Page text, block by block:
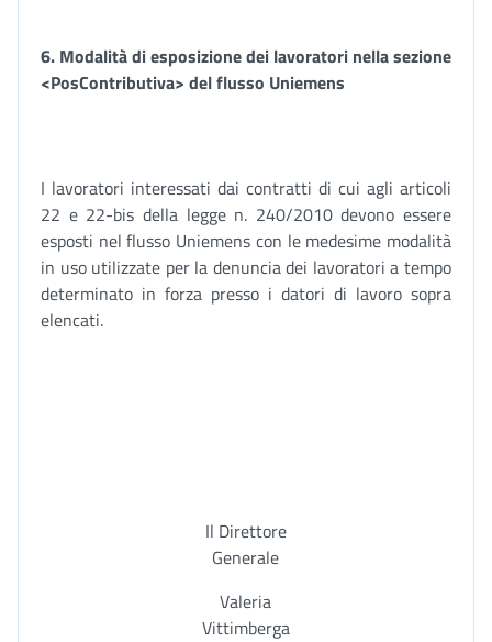
6. Modalità di esposizione dei lavoratori nella sezione
<PosContributiva> del flusso Uniemens
I lavoratori interessati dai contratti di cui agli articoli
22 e 22-bis della legge n. 240/2010 devono essere
esposti nel flusso Uniemens con le medesime modalità
in uso utilizzate per la denuncia dei lavoratori a tempo
determinato in forza presso i datori di lavoro sopra
elencati.
Il Direttore
Generale
Valeria
Vittimberga